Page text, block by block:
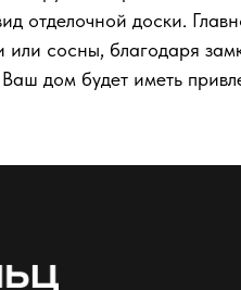
отделочной доски.
или сосны, благодаря
дом будет иметь